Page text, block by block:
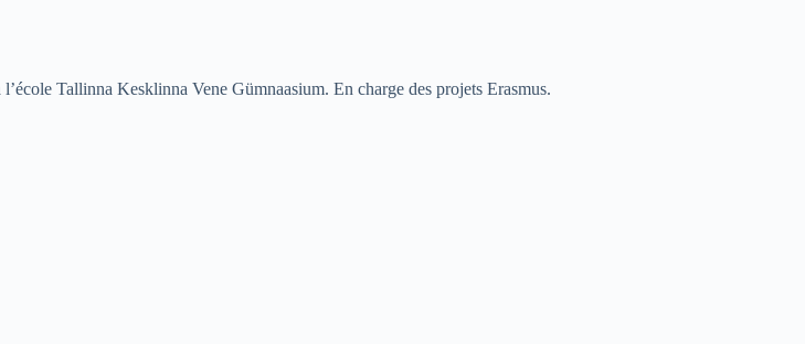
Tallinna Kesklinna Vene Gümnaasium. En charge des projets Erasmus.